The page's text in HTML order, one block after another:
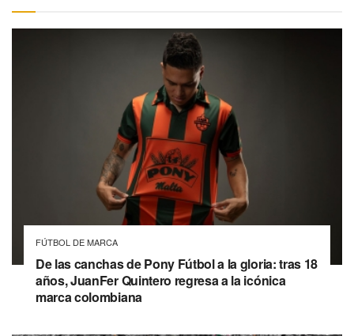
FÚTBOL DE MARCA
De las canchas de Pony Fútbol a la gloria: tras 18
años, JuanFer Quintero regresa a la icónica
marca colombiana